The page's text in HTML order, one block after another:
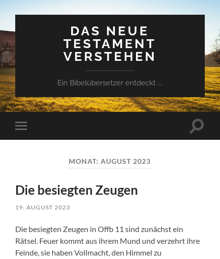
DAS NEUE
TESTAMENT
VERSTEHEN
Ein Bibelübersetzer entdeckt ...
Mobile-
Menü
MONAT:AUGUST 2023
Die besiegten Zeugen
19. AUGUST 2023
Die besiegten Zeugen in Offb 11 sind zunächst ein
Rätsel. Feuer kommt aus ihrem Mund und verzehrt ihre
Feinde, sie haben Vollmacht, den Himmel zu